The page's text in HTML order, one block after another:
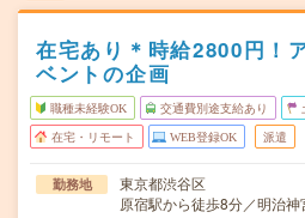
在宅あり＊時給2800円！
ベントの企画
職種未経験OK 交通費別途支給あり
在宅・リモート WEB登録OK 派遣
勤務地
東京都渋谷区
原宿駅から徒歩8分／明治